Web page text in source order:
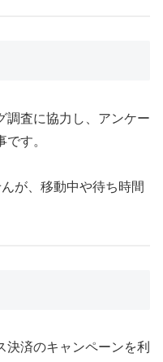
調査に協力し、アンケー
す。
が、移動中や待ち時間
決済のキャンペーンを利